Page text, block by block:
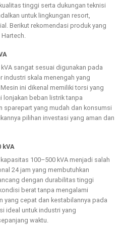
tinggi serta dukungan teknisi
untuk lingkungan resort,
Berikut rekomendasi produk yang
sangat sesuai digunakan pada
industri skala menengah yang
ini dikenal memiliki torsi yang
lonjakan beban listrik tanpa
sparepart yang mudah dan konsumsi
pilihan investasi yang aman dan
kVA
100–500 kVA menjadi salah
24 jam yang membutuhkan
dengan durabilitas tinggi
berat tanpa mengalami
yang cepat dan kestabilannya pada
ideal untuk industri yang
waktu.